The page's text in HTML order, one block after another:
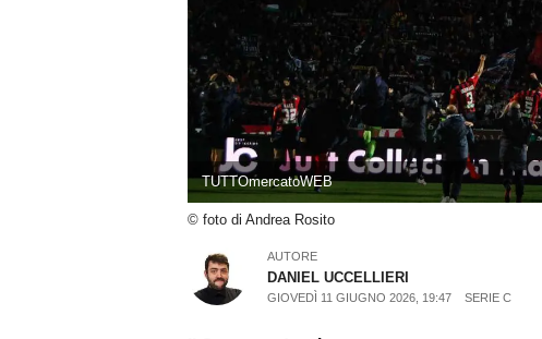
TUTTOmercatoWEB
© foto di Andrea Rosito
AUTORE
DANIEL UCCELLIERI
GIOVEDÌ 11 GIUGNO 2026, 19:47 SERIE C